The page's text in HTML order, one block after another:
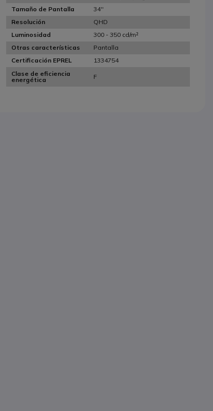
Tamaño de Pantalla
34''
Resolución
QHD
Luminosidad
300 - 350 cd/m²
Otras características
Pantalla
Certificación EPREL
1334754
Clase de eficiencia
energética
F